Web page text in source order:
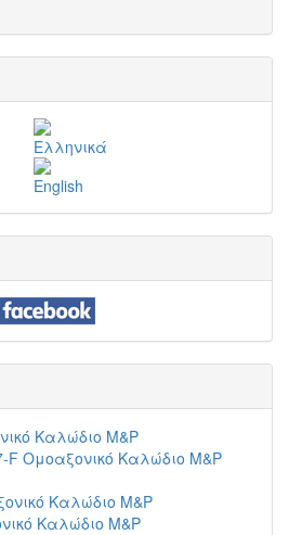
Καλώδιο M&P
F Ομοαξονικό Καλώδιο M&P
Καλώδιο M&P
Καλώδιο M&P